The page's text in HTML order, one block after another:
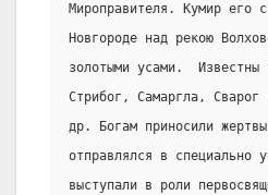
Мироправителя. Кумир его
Новгороде над рекою
золотыми усами.
Стрибог, Самаргла,
др. Богам приносили
отправлялся в специально
выступали в роли